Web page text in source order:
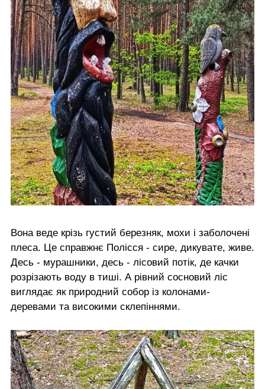
Вона веде крізь густий березняк, мохи і заболочені
плеса. Це справжнє Полісся - сире, дикувате, живе.
Десь - мурашники, десь - лісовий потік, де качки
розрізають воду в тиші. А рівний сосновий ліс
виглядає як природний собор із колонами-
деревами та високими склепіннями.